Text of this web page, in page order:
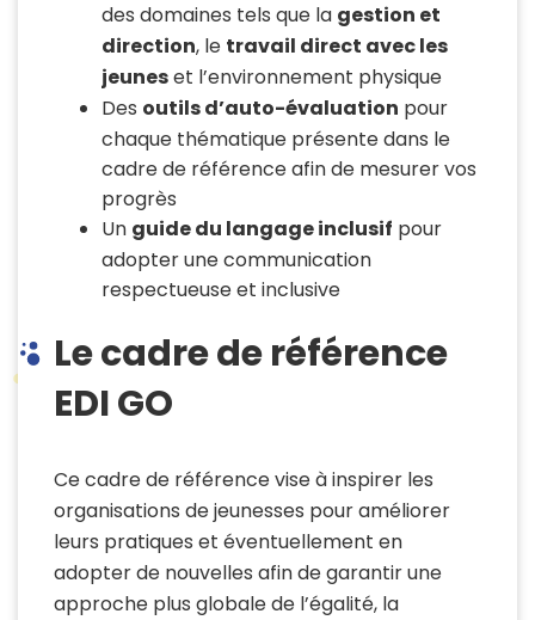
des domaines tels que la gestion et
direction, le travail direct avec les
jeuneset l’environnement physique
Des outils d’auto-évaluation pour
chaque thématique présente dans le
cadre de référence afin de mesurer vos
progrès
Un guide du langage inclusif pour
adopter une communication
respectueuse et inclusive
Le cadre de référence
EDI GO
Ce cadre de référence vise à inspirer les
organisations de jeunesses pour améliorer
leurs pratiques et éventuellement en
adopter de nouvelles afin de garantir une
approche plus globale de l’égalité, la